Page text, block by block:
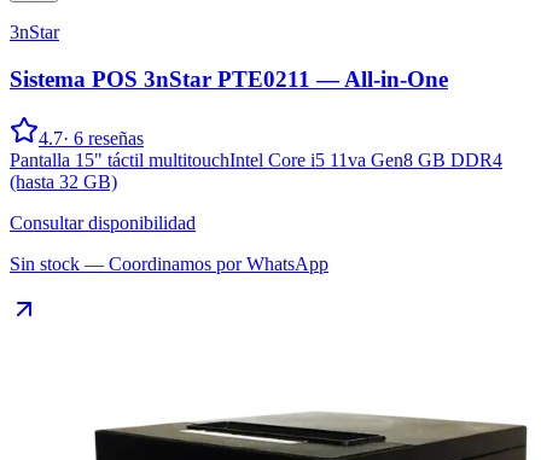
3nStar
Sistema POS 3nStar PTE0211 — All-in-One
4.7· 6 reseñas
Pantalla 15" táctil multitouchIntel Core i5 11va Gen8 GB DDR4
(hasta 32 GB)
Consultar disponibilidad
Sin stock — Coordinamos por WhatsApp